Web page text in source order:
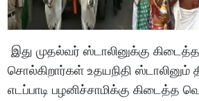
இது முதல்வர் ஸ்டாலினுக்கு
சொல்கிறார்கள் உதயநிதி ஸ்டாலினும்
எடப்பாடி பழனிச்சாமிக்கு கிடைத்த